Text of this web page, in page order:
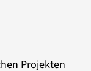
Projekten